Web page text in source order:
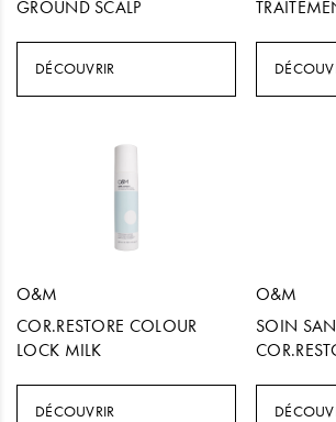
GROUND SCALP
DÉCOUVRIR
O&M
COR.RESTORE COLOUR
LOCK MILK
DÉCOUVRIR
O&M
SOIN